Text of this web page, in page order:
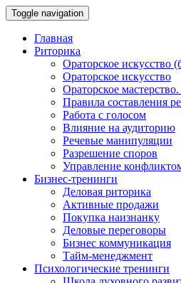
Toggle navigation
Главная
Риторика
Ораторское искусство
Ораторское искусство
Ораторское
Правила составления
Работа с голосом
Влияние на аудиторию
Речевые манипуляции
Разрешение споров
Управление
Бизнес-тренинги
Деловая риторика
Активные продажи
Покупка наизнанку
Деловые переговоры
Бизнес коммуникация
Тайм-менеджмент
Психологические тренинги